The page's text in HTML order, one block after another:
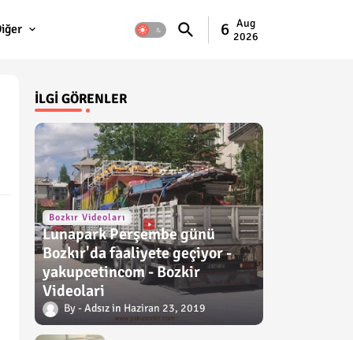
6 Aug
2026
İLGI GÖRENLER
Bozkır Videoları
Lunapark Perşembe günü
Bozkır'da faaliyete geçiyor -
yakupcetincom - Bozkir
Videolari
Adsız Haziran 23, 2019